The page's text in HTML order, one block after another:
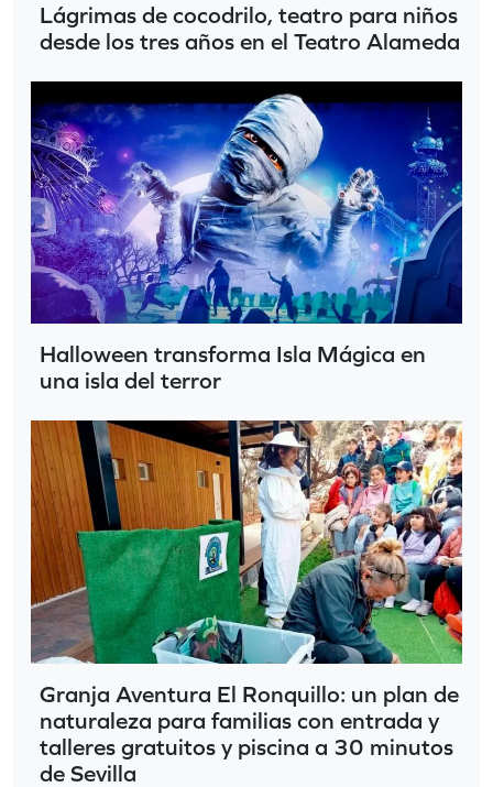
Lágrimas de cocodrilo, teatro para niños
desde los tres años en el Teatro Alameda
Halloween transforma Isla Mágica en
una isla del terror
Granja Aventura El Ronquillo: un plan de
naturaleza para familias con entrada y
talleres gratuitos y piscina a 30 minutos
de Sevilla